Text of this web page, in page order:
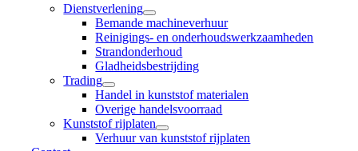
Dienstverlening
Bemande machineverhuur
Reinigings- en onderhoudswerkzaamheden
Strandonderhoud
Gladheidsbestrijding
Trading
Handel in kunststof materialen
Overige handelsvoorraad
Kunststof rijplaten
Verhuur van kunststof rijplaten